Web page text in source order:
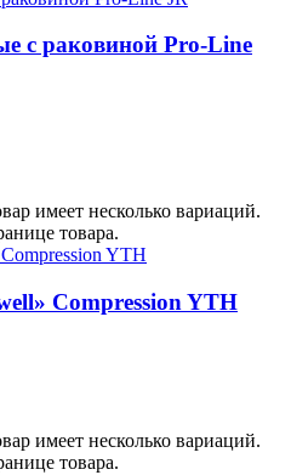
с раковиной Pro-Line
имеет несколько вариаций.
товара.
Compression YTH
имеет несколько вариаций.
товара.